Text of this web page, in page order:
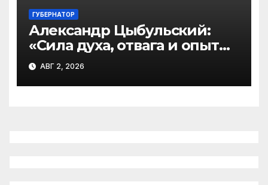
ГУБЕРНАТОР
Александр Цыбульский:
«Сила духа, отвага и опыт
воинов-десантников – залог
надежной защиты
Отечества»
АВГ 2, 2026